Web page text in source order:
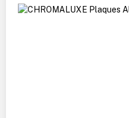
Ignorer la galerie d'images